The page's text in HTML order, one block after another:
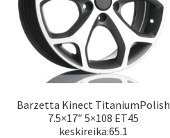
Barzetta Kinect TitaniumPolish
7.5×17″ 5×108 ET45
keskireikä:65.1